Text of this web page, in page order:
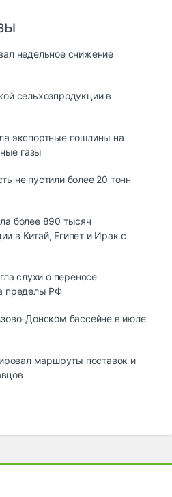
недельное снижение
сельхозпродукции в
экспортные пошлины на
газы
не пустили более 20 тонн
более 890 тысяч
в Китай, Египет и Ирак с
слухи о переносе
пределы РФ
Донском бассейне в июле
маршруты поставок и